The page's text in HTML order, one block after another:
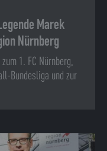
Marek
Nürnberg
1. FC Nürnberg,
Bundesliga und zur